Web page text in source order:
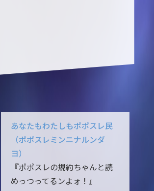
あなたもわたしもポポスレ民
（ポポスレミンニナルンダ
ヨ）
『ポポスレの規約ちゃんと読
めっつってるンよォ！』